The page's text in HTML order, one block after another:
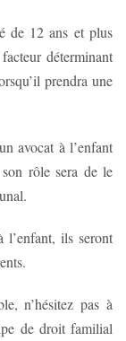
de 12 ans et plus
déterminant
prendra une
avocat à l’enfant
son rôle sera de le
l’enfant, ils seront
n’hésitez pas à
de droit familial